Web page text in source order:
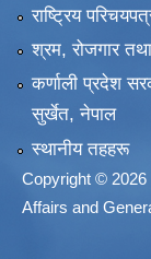
राष्ट्रिय
श्रम, रोजगार
कर्णाली प्रदेश
सुर्खेत, नेपाल
स्थानीय तहहरू
Copyright © 2026
Affairs and